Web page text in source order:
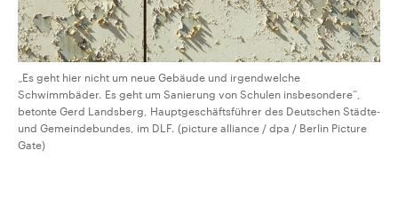
„Es geht hier nicht um neue Gebäude und irgendwelche
Schwimmbäder. Es geht um Sanierung von Schulen insbesondere“,
betonte Gerd Landsberg, Hauptgeschäftsführer des Deutschen Städte-
und Gemeindebundes, im DLF. (picture alliance / dpa / Berlin Picture
Gate)